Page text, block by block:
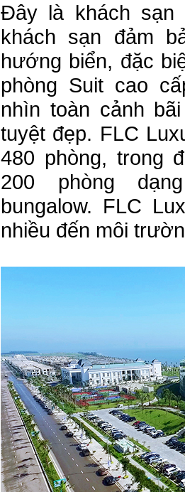
Đây là khách sạn
khách sạn đảm
hướng biển, đặc
phòng Suit cao
nhìn toàn cảnh
tuyệt đẹp. FLC
480 phòng, trong
200 phòng
bungalow. FLC
nhiều đến môi